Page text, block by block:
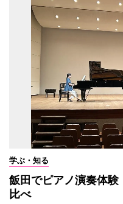
学ぶ・知る
飯田でピアノ演奏体
比べ